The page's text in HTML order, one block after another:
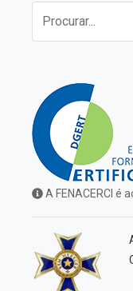
A FENACERCI é